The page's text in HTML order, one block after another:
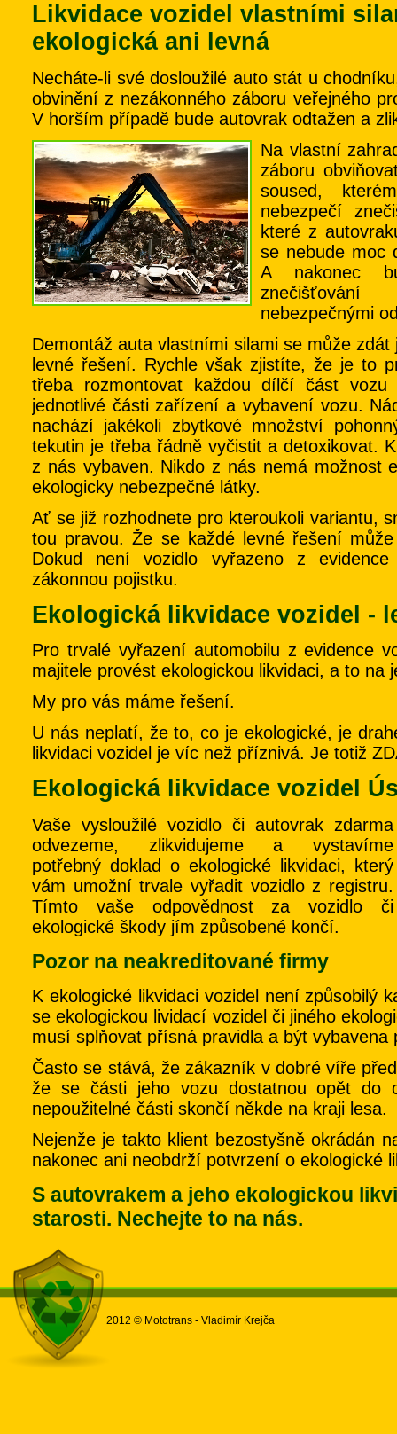
Likvidace vozidel vlastními
ekologická ani levná
Necháte-li své dosloužilé auto stát u
obvinění z nezákonného záboru veřejného
V horším případě bude autovrak odtažen a
Na vlastní
záboru
soused,
nebezpečí
které z
se nebude moc
A nakonec
nebezpečnými
Demontáž auta vlastními silami se může
levné řešení. Rychle však zjistíte, že je to
třeba rozmontovat každou dílčí část vozu
jednotlivé části zařízení a vybavení vozu.
nachází jakékoli zbytkové množství
tekutin je třeba řádně vyčistit a detoxikovat.
z nás vybaven. Nikdo z nás nemá možnost
ekologicky nebezpečné látky.
Ať se již rozhodnete pro kteroukoli variantu,
tou pravou. Že se každé levné řešení
Dokud není vozidlo vyřazeno z
zákonnou pojistku.
Ekologická likvidace vozidel -
Pro trvalé vyřazení automobilu z evidence
majitele provést ekologickou likvidaci, a to na
My pro vás máme řešení.
U nás neplatí, že to, co je ekologické, je
likvidaci vozidel je víc než příznivá. Je totiž
Ekologická likvidace vozidel
Vaše vysloužilé vozidlo či autovrak zdarma
odvezeme, zlikvidujeme a vystavíme
potřebný doklad o ekologické likvidaci, který
vám umožní trvale vyřadit vozidlo z registru.
Tímto vaše odpovědnost za vozidlo či
ekologické škody jím způsobené končí.
Pozor na neakreditované firmy
K ekologické likvidaci vozidel není způsobilý
se ekologickou lividací vozidel či jiného
musí splňovat přísná pravidla a být
Často se stává, že zákazník v dobré víře
že se části jeho vozu dostatnou opět do
nepoužitelné části skončí někde na kraji lesa.
Nejenže je takto klient bezostyšně okrádán
nakonec ani neobdrží potvrzení o ekologické
S autovrakem a jeho ekologickou
starosti. Nechejte to na nás.
2012 © Mototrans - Vladimír Krejča